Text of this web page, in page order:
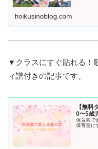
hoikusinoblog.com
▼クラスにすぐ貼れる！
ィ譜付きの記事です。
【無料
0〜5歳
保育園で
保育室に